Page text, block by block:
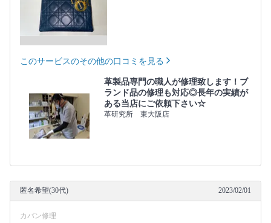
このサービスのその他の口コミを見る
革製品専門の職人が修理致します！ブ
ランド品の修理も対応◎長年の実績が
ある当店にご依頼下さい☆
革研究所 東大阪店
匿名希望(30代) 2023/02/01
カバン修理